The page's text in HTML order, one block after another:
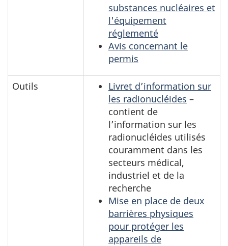
substances nucléaires et
l'équipement
réglementé
Avis concernant le
permis
Outils
Livret d’information sur
les radionucléides –
contient de
l’information sur les
radionucléides utilisés
couramment dans les
secteurs médical,
industriel et de la
recherche
Mise en place de deux
barrières physiques
pour protéger les
appareils de